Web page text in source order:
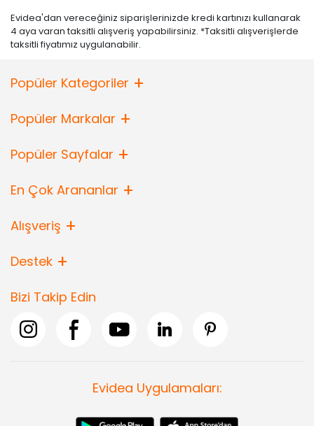
Evidea'dan vereceğiniz siparişlerinizde kredi kartınızı kullanarak
4 aya varan taksitli alışveriş yapabilirsiniz. *Taksitli alışverişlerde
taksitli fiyatımız uygulanabilir.
Popüler Kategoriler
Popüler Markalar
Popüler Sayfalar
En Çok Arananlar
Alışveriş
Destek
Bizi Takip Edin
Evidea Uygulamaları: